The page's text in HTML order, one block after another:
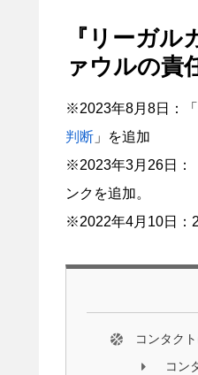
『リーガ
ァウルの責
※2023年8月8日：「
判断 」を追加
※2023年3月26日：
ンクを追加。
※2022年4月10日：
コンタク
コン